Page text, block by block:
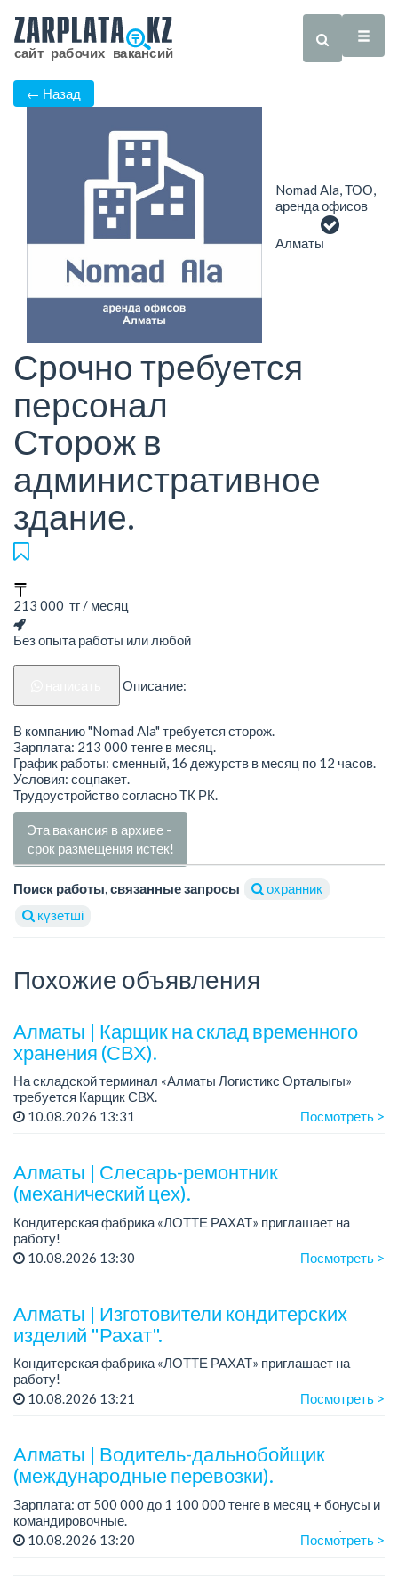
← Назад
Nomad Ala, ТОО,
аренда офисов
Алматы
Срочно требуется
персонал
Сторож в
административное
здание.
213 000 тг / месяц
Без опыта работы или любой
Описание:
В компанию "Nomad Ala" требуется сторож.
Зарплата: 213 000 тенге в месяц.
График работы: сменный, 16 дежурств в месяц по 12 часов.
Условия: соцпакет.
Трудоустройство согласно ТК РК.
Эта вакансия в архиве -
срок размещения истек!
Поиск работы, связанные запросы
охранник
күзетші
Похожие объявления
Алматы | Карщик на склад временного
хранения (СВХ).
На складской терминал «Алматы Логистикс Орталыгы»
требуется Карщик СВХ.
График работы: 6/1, с 09.00 до 18.00.
10.08.2026 13:31 Посмотреть >
Алматы | Слесарь-ремонтник
(механический цех).
Кондитерская фабрика «ЛОТТЕ РАХАТ» приглашает на
работу!
График работы: сменный.
10.08.2026 13:30 Посмотреть >
Алматы | Изготовители кондитерских
изделий "Рахат".
Кондитерская фабрика «ЛОТТЕ РАХАТ» приглашает на
работу!
График работы: сменный.
10.08.2026 13:21 Посмотреть >
Алматы | Водитель-дальнобойщик
(международные перевозки).
Зарплата: от 500 000 до 1 100 000 тенге в месяц + бонусы и
командировочные.
Требования: права категории Е, опыт работы от 3 лет (опыт
10.08.2026 13:20 Посмотреть >